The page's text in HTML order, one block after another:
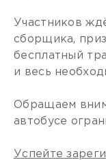
Участников
сборщика,
бесплатный
и весь
Обращаем
автобусе
Успейте